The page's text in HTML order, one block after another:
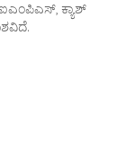
ಕ್ಯಾಶ್